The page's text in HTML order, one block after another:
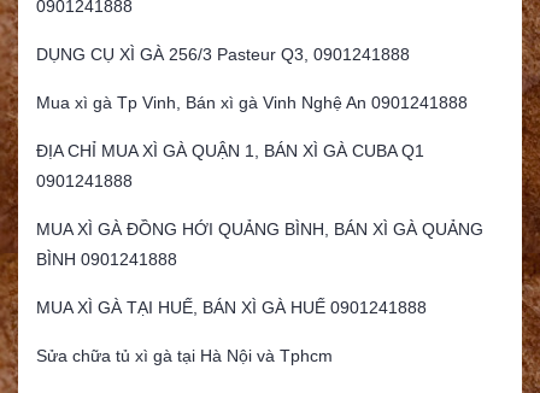
0901241888
DỤNG CỤ XÌ GÀ 256/3 Pasteur Q3, 0901241888
Mua xì gà Tp Vinh, Bán xì gà Vinh Nghệ An 0901241888
ĐỊA CHỈ MUA XÌ GÀ QUẬN 1, BÁN XÌ GÀ CUBA Q1
0901241888
MUA XÌ GÀ ĐỒNG HỚI QUẢNG BÌNH, BÁN XÌ GÀ QUẢNG
BÌNH 0901241888
MUA XÌ GÀ TẠI HUẾ, BÁN XÌ GÀ HUẾ 0901241888
Sửa chữa tủ xì gà tại Hà Nội và Tphcm